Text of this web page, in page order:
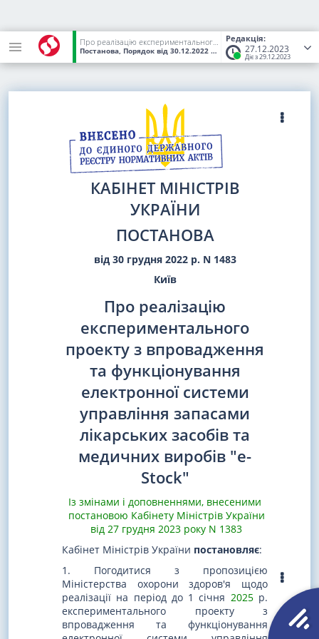
Редакція:
27.12.2023
Діє з 29.12.2023
Про реалізацію експериментального проекту з впровадження та функціонування електронної системи управління запасами лікарських засобів та медичних виробів "e-Stock"
Постанова, Порядок від 30.12.2022 № 1483 (Статус:Чинний)
КАБІНЕТ МІНІСТРІВ
УКРАЇНИ
ПОСТАНОВА
від 30 грудня 2022 р. N 1483
Київ
Про реалізацію
експериментального
проекту з впровадження
та функціонування
електронної системи
управління запасами
лікарських засобів та
медичних виробів "e-
Stock"
Із змінами і доповненнями, внесеними
постановою Кабінету Міністрів України
від 27 грудня 2023 року N 1383
Кабінет Міністрів України постановляє:
1. Погодитися з пропозицією
Міністерства охорони здоров'я щодо
реалізації на період до 1 січня 2025р.
експериментального проекту з
впровадження та функціонування